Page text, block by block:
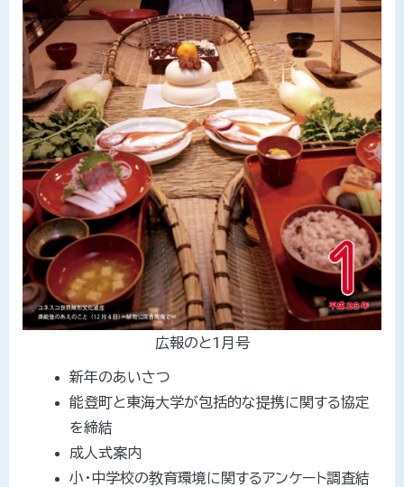
広報のと1月号
新年のあいさつ
能登町と東海大学が包括的な提携に関する協定
を締結
成人式案内
小・中学校の教育環境に関するアンケート調査結